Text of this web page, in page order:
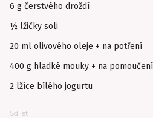
6 g čerstvého droždí
½ lžičky soli
20 ml olivového oleje + na potření
400 g hladké mouky + na
2 lžíce bílého jogurtu
Sdílet